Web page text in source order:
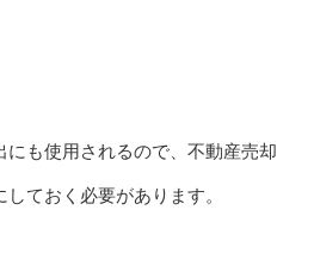
にも使用されるので、不動産売却
ておく必要があります。